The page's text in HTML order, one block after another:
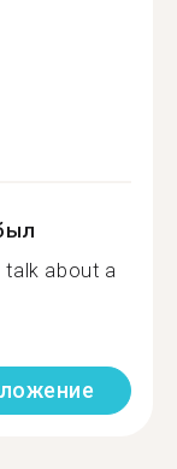
talk about a